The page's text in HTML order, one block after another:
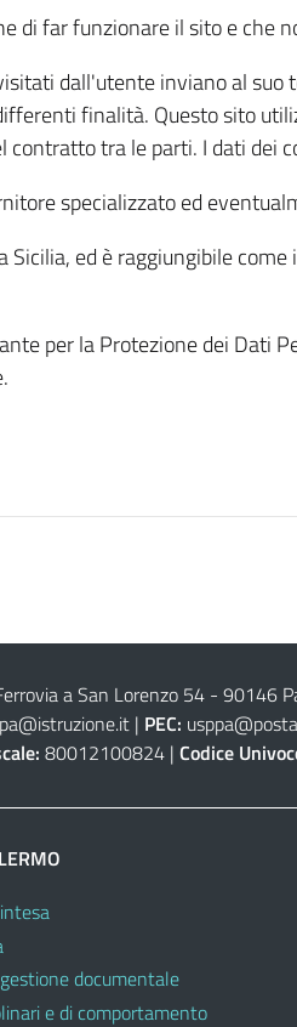
di far funzionare il sito e che
dall'utente inviano al
finalità. Questo sito
contratto tra le parti. I dati
specializzato ed
ed è raggiungibile
per la Protezione dei
a San Lorenzo 54 - 90146
| PEC:
80012100824 | Codice
documentale
e di comportamento